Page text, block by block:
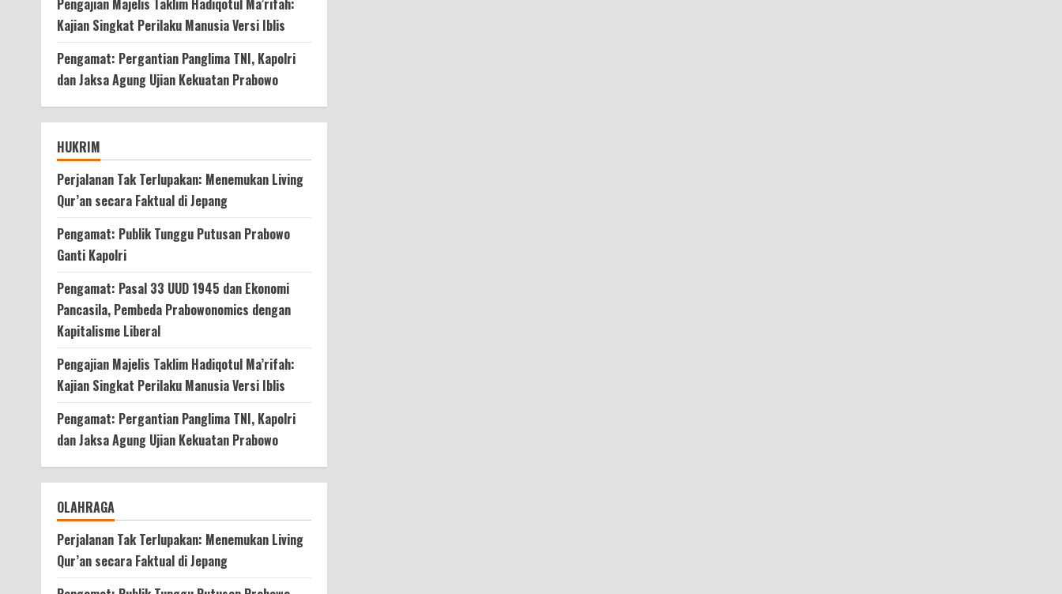
Kajian Singkat Perilaku Manusia Versi Iblis
Pengamat: Pergantian Panglima TNI, Kapolri
dan Jaksa Agung Ujian Kekuatan Prabowo
HUKRIM
Perjalanan Tak Terlupakan: Menemukan Living
Qur’an secara Faktual di Jepang
Pengamat: Publik Tunggu Putusan Prabowo
Ganti Kapolri
Pengamat: Pasal 33 UUD 1945 dan Ekonomi
Pancasila, Pembeda Prabowonomics dengan
Kapitalisme Liberal
Pengajian Majelis Taklim Hadiqotul Ma’rifah:
Kajian Singkat Perilaku Manusia Versi Iblis
Pengamat: Pergantian Panglima TNI, Kapolri
dan Jaksa Agung Ujian Kekuatan Prabowo
OLAHRAGA
Perjalanan Tak Terlupakan: Menemukan Living
Qur’an secara Faktual di Jepang